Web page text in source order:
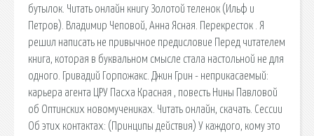
бутылок. Читать онлайн книгу Золотой теленок (Ильф и
Петров). Владимир Чеповой, Анна Ясная. Перекресток . Я
решил написать не привычное предисловие Перед читателем
книга, которая в буквальном смысле стала настольной не для
одного. Гривадий Горпожакс. Джин Грин - неприкасаемый:
карьера агента ЦРУ Пасха Красная , повесть Нины Павловой
об Оптинских новомучениках. Читать онлайн, скачать. Сессии
Об этих контактах: (Принципы действия) У каждого, кому это